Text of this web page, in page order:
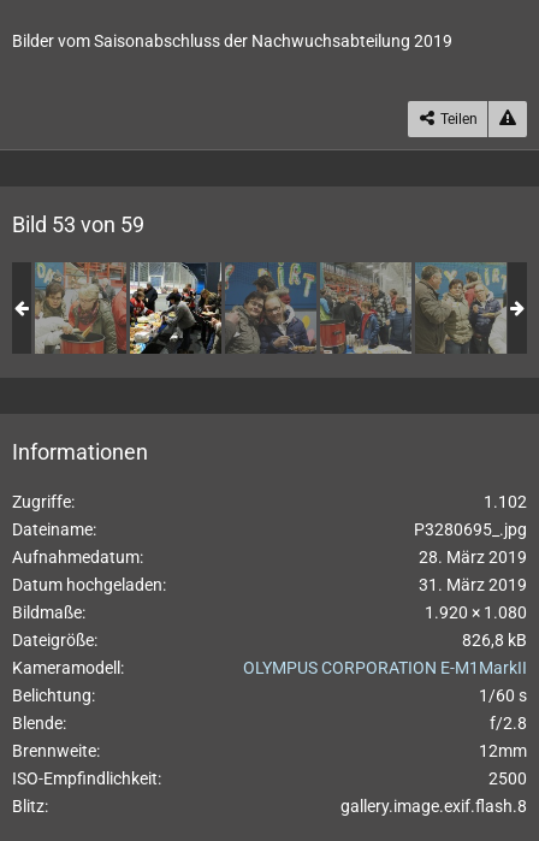
Bilder vom Saisonabschluss der Nachwuchsabteilung 2019
Teilen
Bild 53 von 59
Informationen
Zugriffe
1.102
Dateiname
P3280695_.jpg
Aufnahmedatum
28. März 2019
Datum hochgeladen
31. März 2019
Bildmaße
1.920 × 1.080
Dateigröße
826,8 kB
Kameramodell
OLYMPUS CORPORATION E-M1MarkII
Belichtung
1/60 s
Blende
f/2.8
Brennweite
12mm
ISO-Empfindlichkeit
2500
Blitz
gallery.image.exif.flash.8